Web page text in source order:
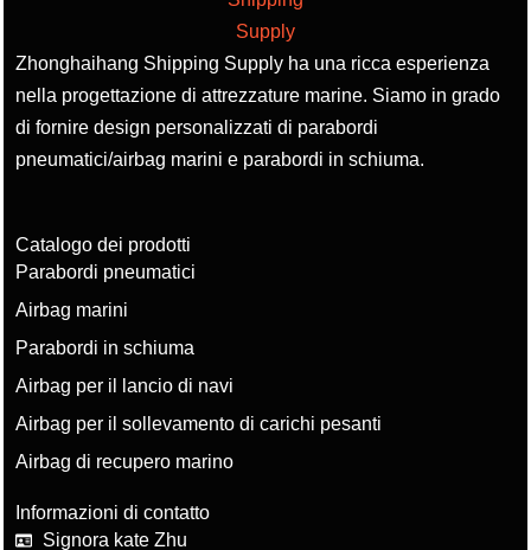
Zhonghaihang Shipping Supply ha una ricca esperienza
nella progettazione di attrezzature marine. Siamo in grado
di fornire design personalizzati di parabordi
pneumatici/airbag marini e parabordi in schiuma.
Catalogo dei prodotti
Parabordi pneumatici
Airbag marini
Parabordi in schiuma
Airbag per il lancio di navi
Airbag per il sollevamento di carichi pesanti
Airbag di recupero marino
Informazioni di contatto
Signora kate Zhu